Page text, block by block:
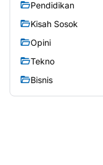
Pendidikan
Kisah Sosok
Opini
Tekno
Bisnis